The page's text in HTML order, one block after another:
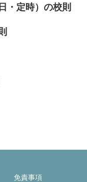
・定時）の校則
免責事項